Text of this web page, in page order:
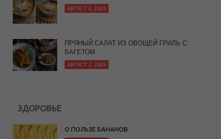
АВГУСТ 6, 2026
ПРЯНЫЙ САЛАТ ИЗ ОВОЩЕЙ ГРИЛЬ С
БАГЕТОМ
АВГУСТ 7, 2026
ЗДОРОВЬЕ
О ПОЛЬЗЕ БАНАНОВ